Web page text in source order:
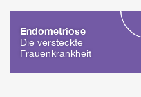
Endometriose
Die versteckte
Frauenkrankheit